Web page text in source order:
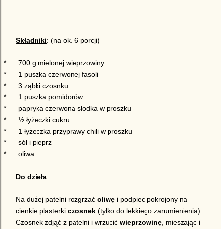
Składniki: (na ok. 6 porcji)
*
700 g mielonej wieprzowiny
*
1 puszka czerwonej fasoli
*
3 ząbki czosnku
*
1 puszka pomidorów
*
papryka czerwona słodka w proszku
*
½ łyżeczki cukru
*
1 łyżeczka przyprawy chili w proszku
*
sól i pieprz
*
oliwa
Do dzieła:
Na dużej patelni rozgrzać oliwę i podpiec pokrojony na
cienkie plasterki czosnek (tylko do lekkiego zarumienienia).
Czosnek zdjąć z patelni i wrzucić wieprzowinę, mieszając i